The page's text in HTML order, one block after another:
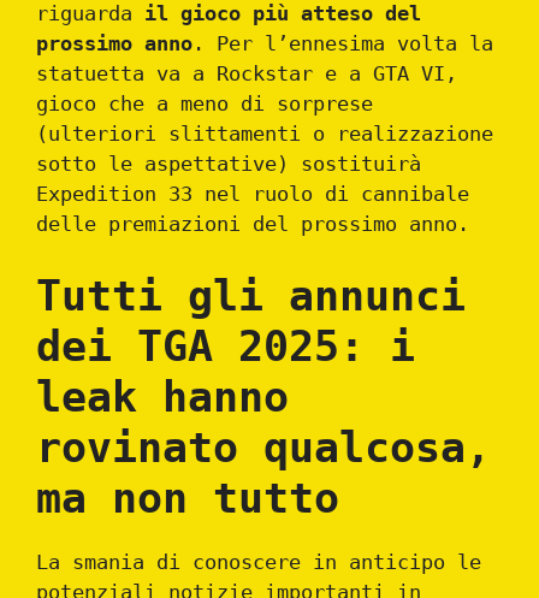
riguarda il gioco più atteso del
prossimo anno . Per l’ennesima volta la
statuetta va a Rockstar e a GTA VI,
gioco che a meno di sorprese
(ulteriori slittamenti o realizzazione
sotto le aspettative) sostituirà
Expedition 33 nel ruolo di cannibale
delle premiazioni del prossimo anno.
Tutti gli annunci
dei TGA 2025: i
leak hanno
rovinato qualcosa,
ma non tutto
La smania di conoscere in anticipo le
potenziali notizie importanti in